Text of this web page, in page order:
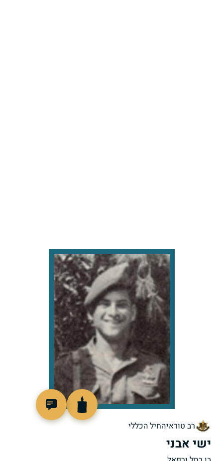
רב טוראיהחיל הכללי
ישי אבני